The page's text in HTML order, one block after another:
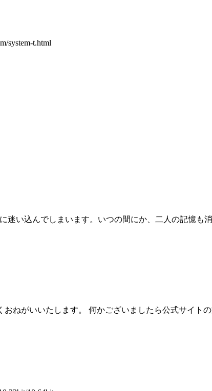
system-t.html
い込んでしまいます。いつの間にか、二人の記憶も
ねがいいたします。 何かございましたら公式サイト